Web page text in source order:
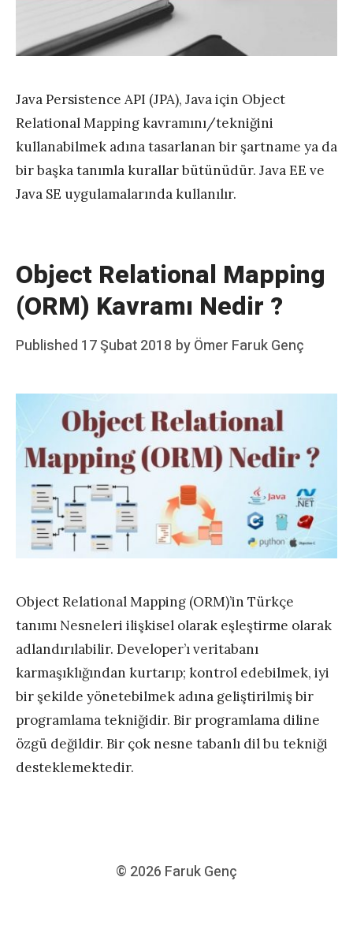
Java Persistence API (JPA), Java için Object
Relational Mapping kavramını/tekniğini
kullanabilmek adına tasarlanan bir şartname ya da
bir başka tanımla kurallar bütünüdür. Java EE ve
Java SE uygulamalarında kullanılır.
Object Relational Mapping
(ORM) Kavramı Nedir ?
Posted
Published 17 Şubat 2018 byÖmer Faruk Genç
Object Relational Mapping (ORM)’in Türkçe
tanımı Nesneleri ilişkisel olarak eşleştirme olarak
adlandırılabilir. Developer’ı veritabanı
karmaşıklığından kurtarıp; kontrol edebilmek, iyi
bir şekilde yönetebilmek adına geliştirilmiş bir
programlama tekniğidir. Bir programlama diline
özgü değildir. Bir çok nesne tabanlı dil bu tekniği
desteklemektedir.
© 2026 Faruk Genç